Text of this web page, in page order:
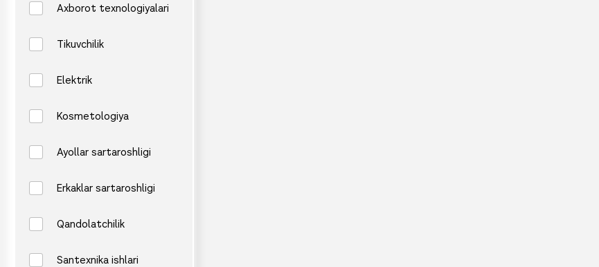
Axborot texnologiyalari
Tikuvchilik
Elektrik
Kosmetologiya
Ayollar sartaroshligi
Erkaklar sartaroshligi
Qandolatchilik
Santexnika ishlari